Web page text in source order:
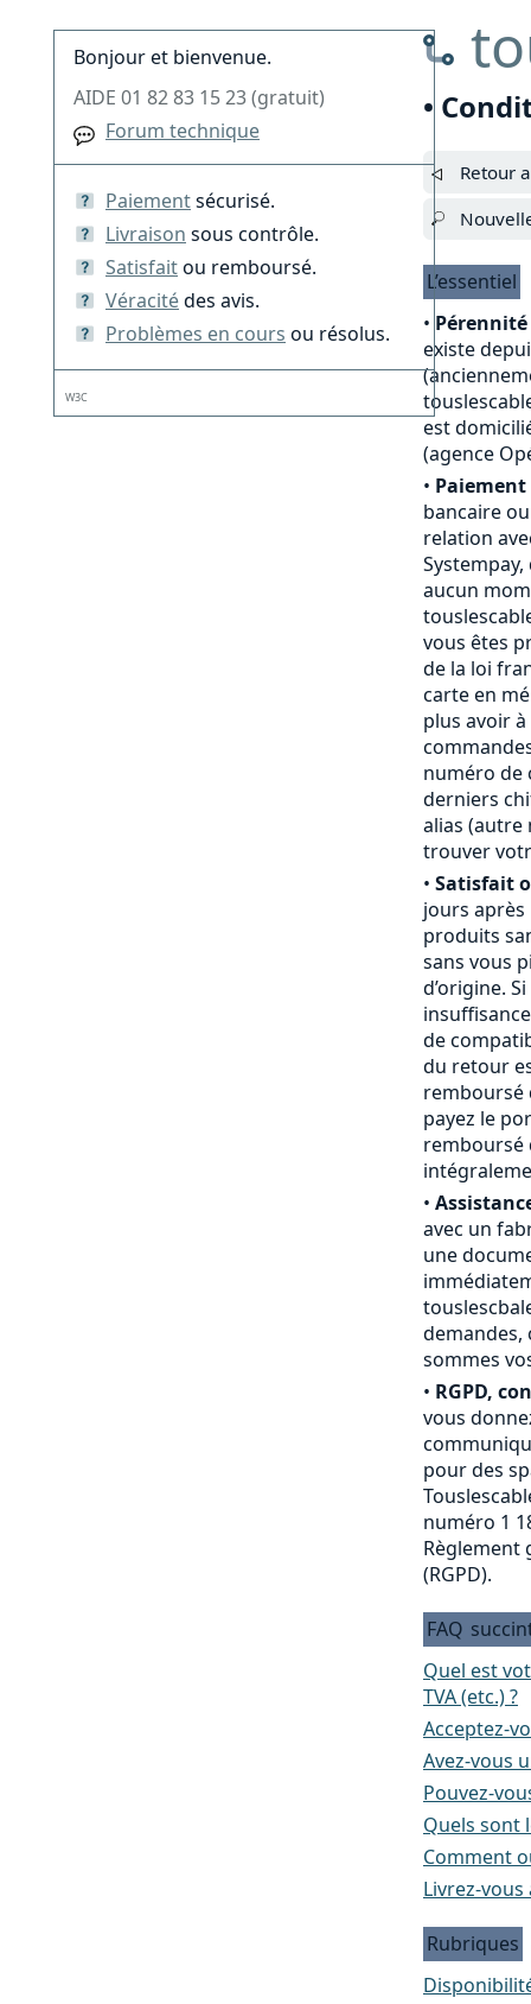
•
Retour
L’essentiel
•
existe
est
(agence
• Paiement
bancaire
relation
aucun
vous êtes
de la loi
carte en
plus avoir
numéro de
derniers
alias (autre
trouver
• Satisfait
jours
produits
sans vous
d’origine.
de
du retour
remboursé
payez le
remboursé
•
avec un
une
demandes,
sommes
• RGPD,
vous
pour des
numéro 1
Règlement
(RGPD).
FAQ
Quel est
TVA (etc.) ?
Acceptez-
Avez-vous
Pouvez-
Quels sont
Comment
Livrez-vous
Rubriques
Bonjour et bienvenue.
AIDE 01 82 83 15 23 (gratuit)
Forum technique
Paiementsécurisé.
Livraison sous contrôle.
Satisfaitou remboursé.
Véracitédes avis.
Problèmes en cours ou résolus.
W3C